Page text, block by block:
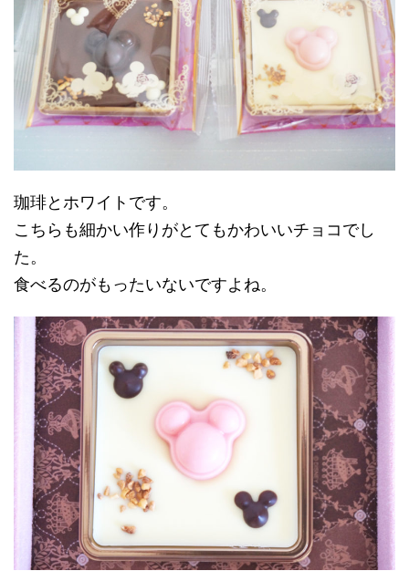
珈琲とホワイトです。
こちらも細かい作りがとてもかわいいチョコでし
た。
食べるのがもったいないですよね。